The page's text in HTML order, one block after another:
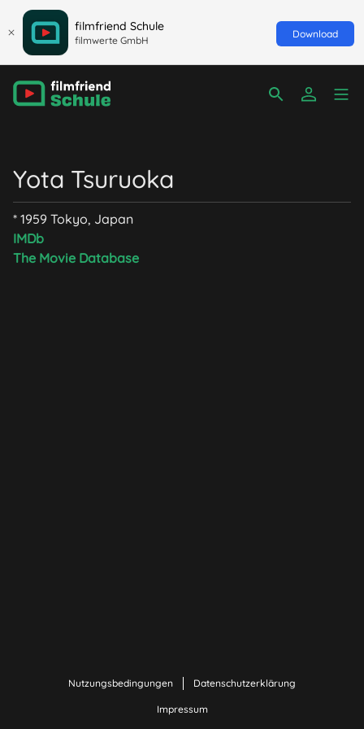
filmfriend Schule
filmwerte GmbH
Download
Yota Tsuruoka
* 1959 Tokyo, Japan
IMDb
The Movie Database
Nutzungsbedingungen Datenschutzerklärung
Impressum